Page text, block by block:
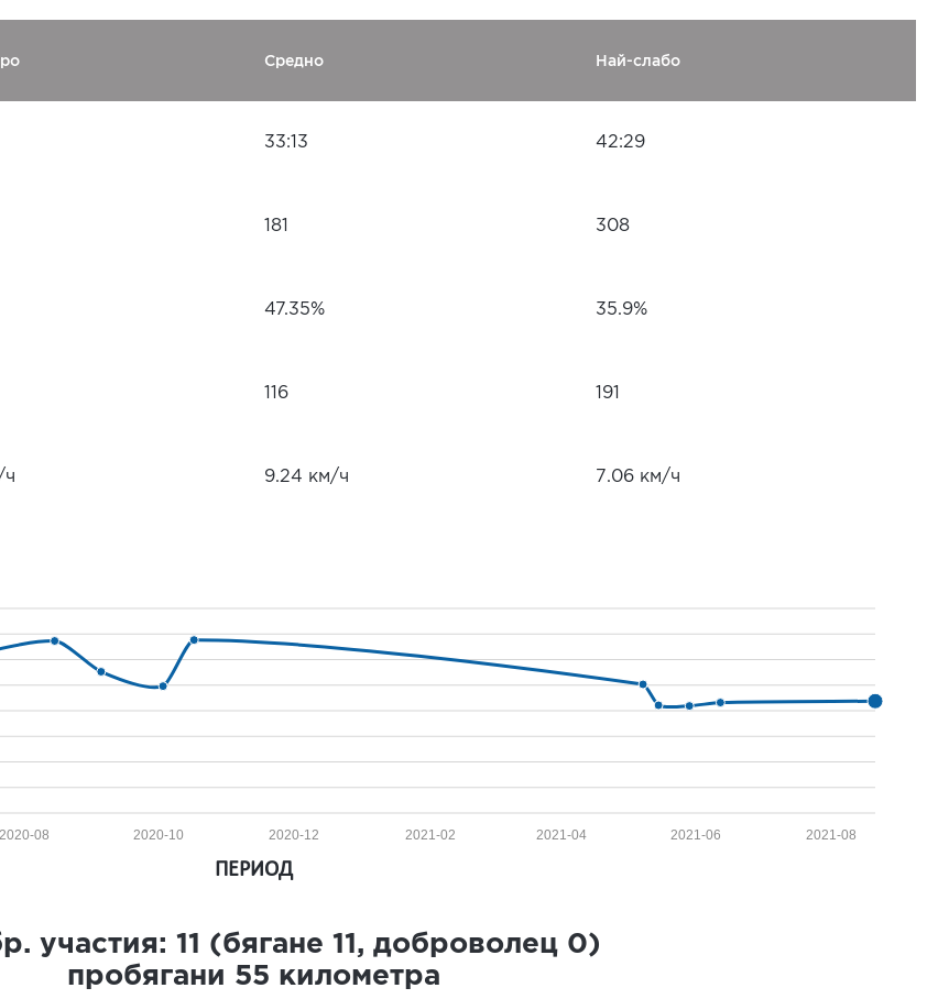
Средно Най-слабо
33:13 42:29
181 308
47.35% 35.9%
116 191
ч 9.24 км/ч 7.06 км/ч
2021-08
2021-06
2021-04
2021-02
2020-12
2020-10
2020-08
ПЕРИОД
участия: 11 (бягане 11 , доброволец 0)
пробягани 55 километра